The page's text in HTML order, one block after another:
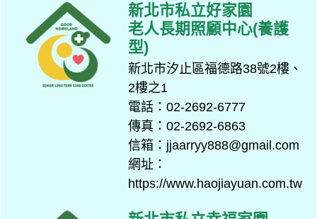
新北市私立好家園
老人長期照顧中心(養護
型)
新北市汐止區福德路38號2樓、
2樓之1
電話：02-2692-6777
傳真：02-2692-6863
信箱：jjaarryy888@gmail.com
網址：
https://www.haojiayuan.com.tw